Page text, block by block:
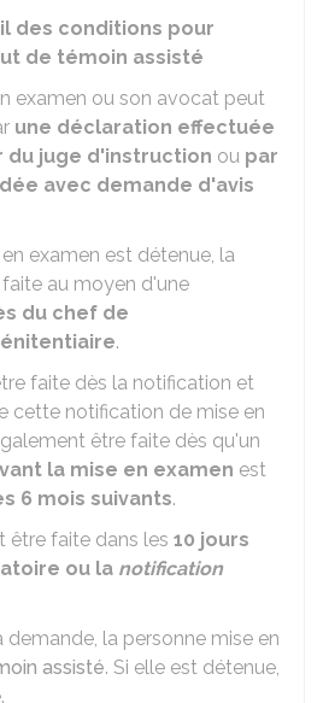
des conditions pour
de témoin assisté
examen ou son avocat peut
une déclaration effectuée
du juge d'instruction ou par
avec demande d'avis
examen est détenue, la
au moyen d'une
du chef de
.
faite dès la notification et
cette notification de mise en
être faite dès qu'un
la mise en examen est
6 mois suivants.
être faite dans les 10 jours
ou la notification
demande, la personne mise en
assisté. Si elle est détenue,